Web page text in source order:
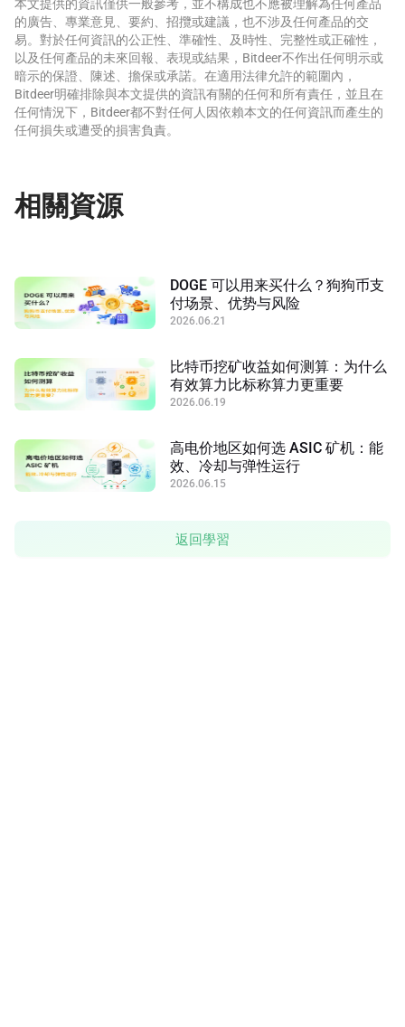
本文提供的資訊僅供一般參考，並不構成也不應被理解為任何產品
的廣告、專業意見、要約、招攬或建議，也不涉及任何產品的交
易。對於任何資訊的公正性、準確性、及時性、完整性或正確性，
以及任何產品的未來回報、表現或結果，Bitdeer不作出任何明示或
暗示的保證、陳述、擔保或承諾。在適用法律允許的範圍內，
Bitdeer明確排除與本文提供的資訊有關的任何和所有責任，並且在
任何情況下，Bitdeer都不對任何人因依賴本文的任何資訊而產生的
任何損失或遭受的損害負責。
相關資源
DOGE 可以用来买什么？狗狗币支
付场景、优势与风险
2026.06.21
比特币挖矿收益如何测算：为什么
有效算力比标称算力更重要
2026.06.19
高电价地区如何选 ASIC 矿机：能
效、冷却与弹性运行
2026.06.15
返回學習